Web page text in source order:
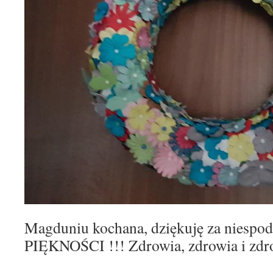
Magduniu kochana, dziękuję za
PIĘKNOŚCI !!! Zdrowia, zdrowia i